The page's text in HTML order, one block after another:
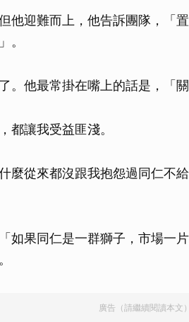
他迎難而上，他告訴團隊，「
。
。他最常掛在嘴上的話是，「關
都讓我受益匪淺。
麼從來都沒跟我抱怨過同仁不
如果同仁是一群獅子，市場一
廣告（請繼續閱讀本文）